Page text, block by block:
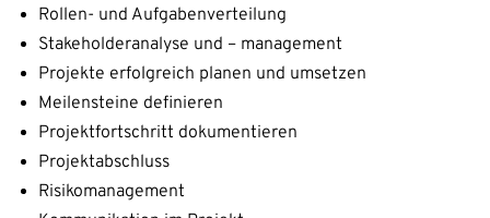
Rollen- und Aufgabenverteilung
Stakeholderanalyse und – management
Projekte erfolgreich planen und umsetzen
Meilensteine definieren
Projektfortschritt dokumentieren
Projektabschluss
Risikomanagement